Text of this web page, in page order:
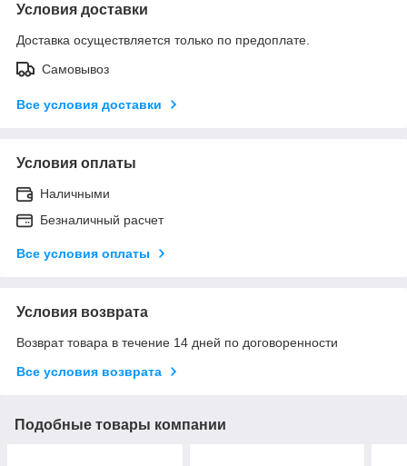
Условия доставки
Доставка осуществляется только по предоплате.
Самовывоз
Все условия доставки
Условия оплаты
Наличными
Безналичный расчет
Все условия оплаты
Условия возврата
Возврат товара в течение 14 дней по договоренности
Все условия возврата
Подобные товары компании